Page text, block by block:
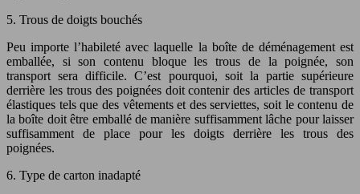
5. Trous de doigts bouchés
Peu importe l’habileté avec laquelle la boîte de déménagement est
emballée, si son contenu bloque les trous de la poignée, son
transport sera difficile. C’est pourquoi, soit la partie supérieure
derrière les trous des poignées doit contenir des articles de transport
élastiques tels que des vêtements et des serviettes, soit le contenu de
la boîte doit être emballé de manière suffisamment lâche pour laisser
suffisamment de place pour les doigts derrière les trous des
poignées.
6. Type de carton inadapté